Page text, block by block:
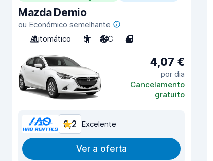
Mazda Demio
ou Económico semelhante
Automático
5 A/C 4
4,07 €
por dia
Cancelamento
gratuito
9,2 Excelente
Ver a oferta